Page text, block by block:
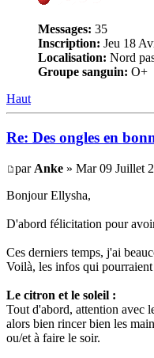
Messages: 35
Inscription: Jeu 18
Localisation: Nord
Groupe sanguin: O+
Haut
Re: Des ongles en
par Anke » Mar 09 Juillet
Bonjour Ellysha,
D'abord félicitation pour
Ces derniers temps, j'ai
Voilà, les infos qui pourraient
Le citron et le soleil :
Tout d'abord, attention avec
alors bien rincer bien les
ou/et à faire le soir.